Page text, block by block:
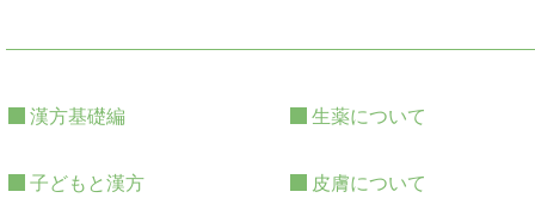
漢方基礎編 生薬について
子どもと漢方 皮膚について